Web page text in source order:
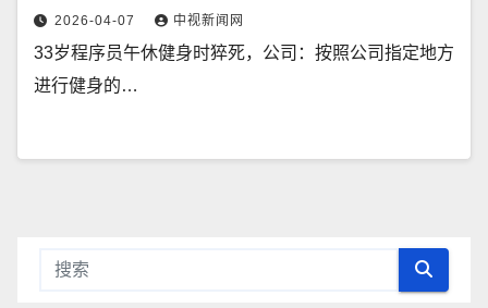
2026-04-07 中视新闻网
33岁程序员午休健身时猝死，公司：按照公司指定地方
进行健身的…